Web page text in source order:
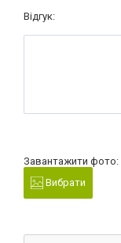
Відгук:
Завантажити фото:
Вибрати